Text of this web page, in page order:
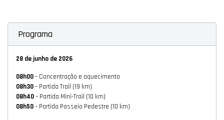
Programa
28 de junho de 2026
08h00– Concentração e aquecimento
08h30– Partida Trail (19 km)
08h40– Partida Mini-Trail (10 km)
08h50– Partida Passeio Pedestre (10 km)